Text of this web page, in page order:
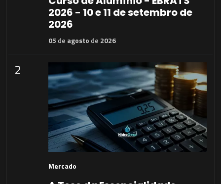
2026 - 10 e 11 de setembro de
2026
05 de agosto de 2026
2
Mercado